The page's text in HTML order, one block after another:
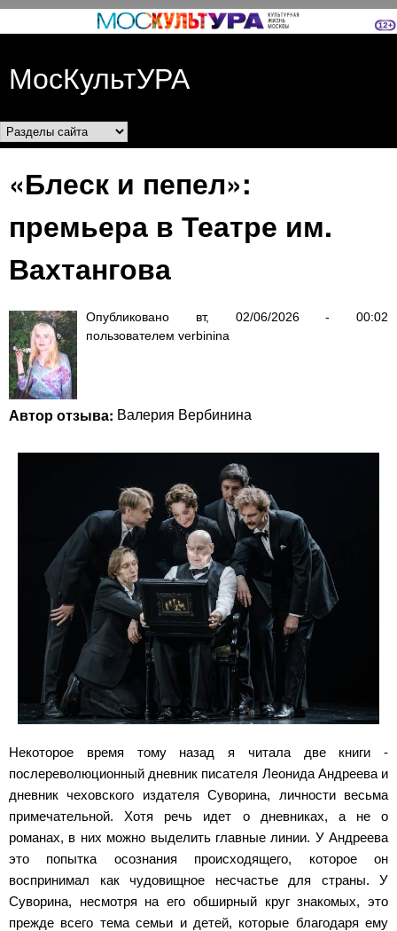
Перейти к основному
МосКультУРА
Разделы сайта
«Блеск и пепел»:
премьера в Театре им.
Вахтангова
Опубликовано вт, 02/06/2026 - 00:02
пользователем verbinina
Автор отзыва: Валерия Вербинина
Некоторое время тому назад я читала две книги -
послереволюционный дневник писателя Леонида Андреева и
дневник чеховского издателя Суворина, личности весьма
примечательной. Хотя речь идет о дневниках, а не о
романах, в них можно выделить главные линии. У Андреева
это попытка осознания происходящего, которое он
воспринимал как чудовищное несчастье для страны. У
Суворина, несмотря на его обширный круг знакомых, это
прежде всего тема семьи и детей, которые благодаря ему